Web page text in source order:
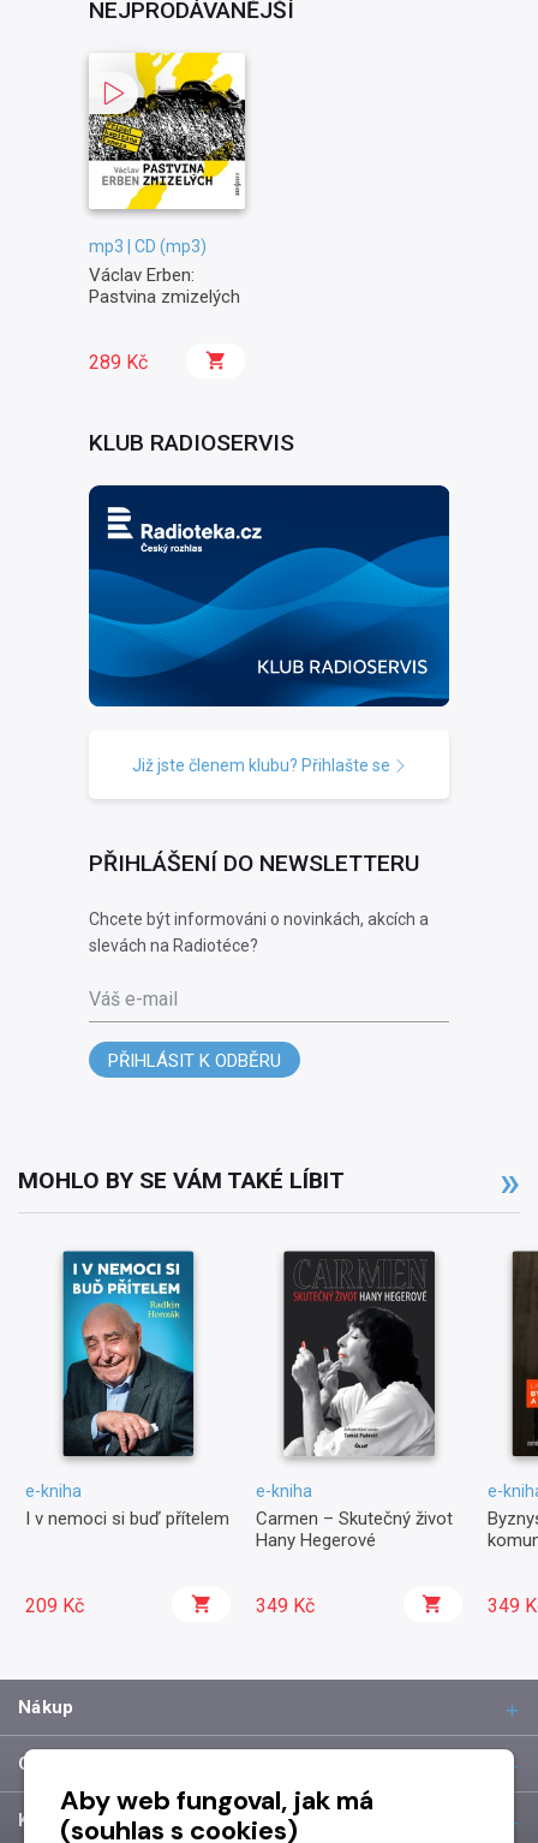
NEJPRODÁVANĚJŠÍ
mp3 | CD (mp3)
Václav Erben:
Pastvina zmizelých
289 Kč
KLUB RADIOSERVIS
Již jste členem klubu? Přihlašte se
PŘIHLÁŠENÍ DO NEWSLETTERU
Chcete být informováni o novinkách, akcích a
slevách na Radiotéce?
Váš e-mail
PŘIHLÁSIT K ODBĚRU
MOHLO BY SE VÁM TAKÉ LÍBIT
e-kniha
I v nemoci si buď přítelem
209 Kč
e-kniha
Carmen – Skutečný život
Hany Hegerové
349 Kč
e-
349
Nákup
O společnosti
Kontakt
Aby web fungoval, jak má
(souhlas s cookies)